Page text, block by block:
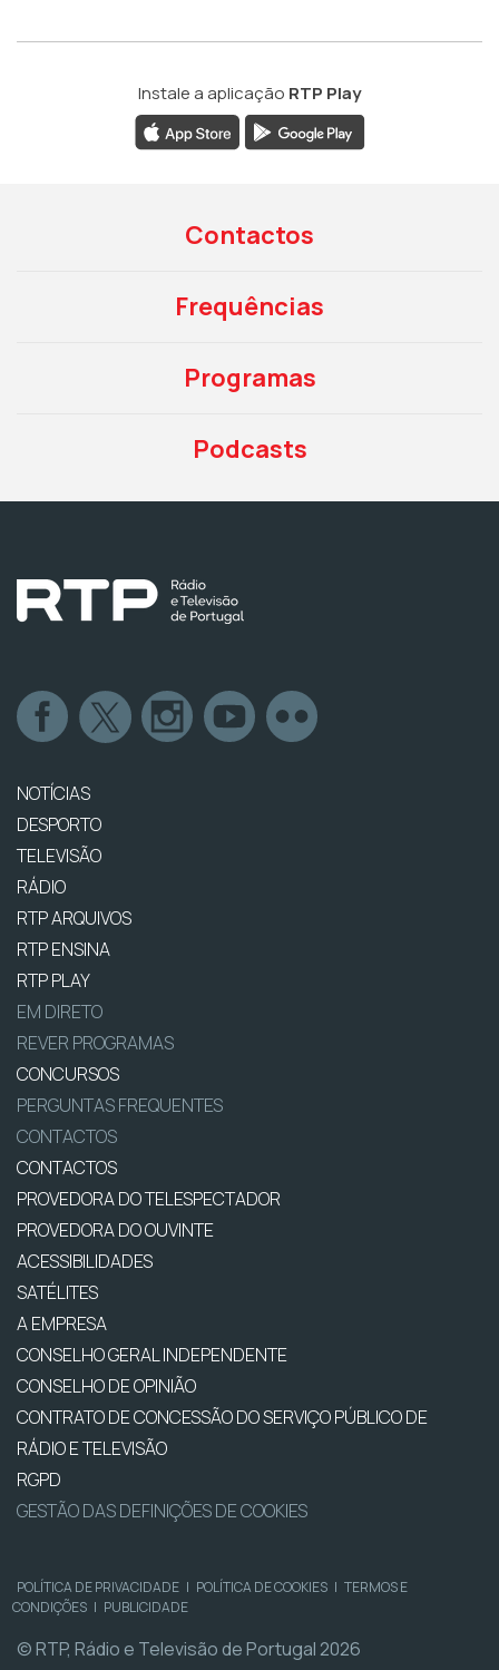
Instale a aplicação RTP Play
Contactos
Frequências
Programas
Podcasts
NOTÍCIAS
DESPORTO
TELEVISÃO
RÁDIO
RTP ARQUIVOS
RTP ENSINA
RTP PLAY
EM DIRETO
REVER PROGRAMAS
CONCURSOS
PERGUNTAS FREQUENTES
CONTACTOS
CONTACTOS
PROVEDORA DO TELESPECTADOR
PROVEDORA DO OUVINTE
ACESSIBILIDADES
SATÉLITES
A EMPRESA
CONSELHO GERAL INDEPENDENTE
CONSELHO DE OPINIÃO
CONTRATO DE CONCESSÃO DO SERVIÇO PÚBLICO DE
RÁDIO E TELEVISÃO
RGPD
GESTÃO DAS DEFINIÇÕES DE COOKIES
POLÍTICA DE PRIVACIDADE | POLÍTICA DE COOKIES | TERMOS E
CONDIÇÕES | PUBLICIDADE
© RTP, Rádio e Televisão de Portugal 2026